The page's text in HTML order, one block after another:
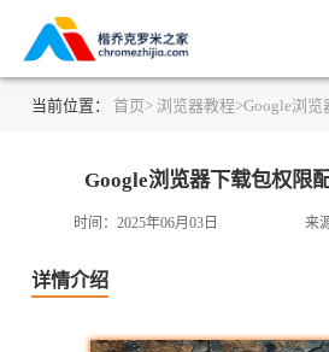
当前位置： 首页> 浏览器教程>Google浏览器
Google浏览器下载包权限
时间：2025年06月03日 来
详情介绍